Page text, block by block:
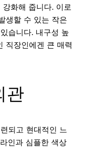
화해 줍니다. 이로
생할 수 있는 작은
습니다. 내구성 높
직장인에겐 큰 매력
관
되고 현대적인 느
인과 심플한 색상